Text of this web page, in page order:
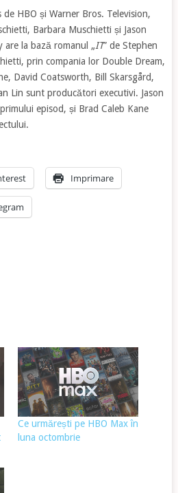
HBO și Warner Bros. Television,
Barbara Muschietti și Jason
are la bază romanul „IT” de Stephen
prin compania lor Double Dream,
David Coatsworth, Bill Skarsgård,
Lin sunt producători executivi. Jason
episod, și Brad Caleb Kane
Imprimare
Ce urmărești pe HBO Max în
luna octombrie